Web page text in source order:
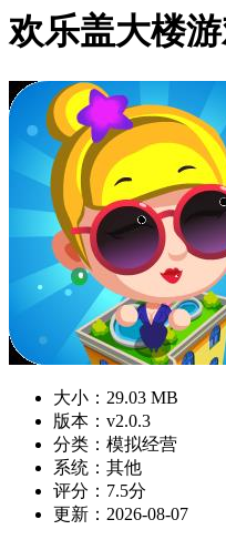
欢乐盖大楼
大小：29.03 MB
版本：v2.0.3
分类：模拟经营
系统：其他
评分：7.5分
更新：2026-08-07